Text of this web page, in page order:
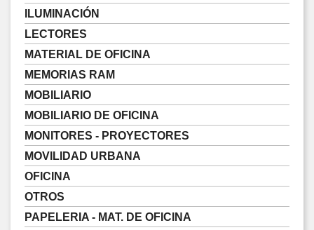
ILUMINACIÓN
LECTORES
MATERIAL DE OFICINA
MEMORIAS RAM
MOBILIARIO
MOBILIARIO DE OFICINA
MONITORES - PROYECTORES
MOVILIDAD URBANA
OFICINA
OTROS
PAPELERIA - MAT. DE OFICINA